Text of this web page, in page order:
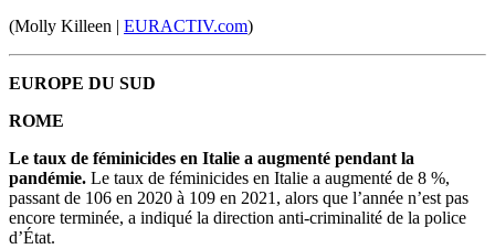
(Molly Killeen | EURACTIV.com)
EUROPE DU SUD
ROME
Le taux de féminicides en Italie a augmenté pendant la
pandémie. Le taux de féminicides en Italie a augmenté de 8 %,
passant de 106 en 2020 à 109 en 2021, alors que l’année n’est pas
encore terminée, a indiqué la direction anti-criminalité de la police
d’État.